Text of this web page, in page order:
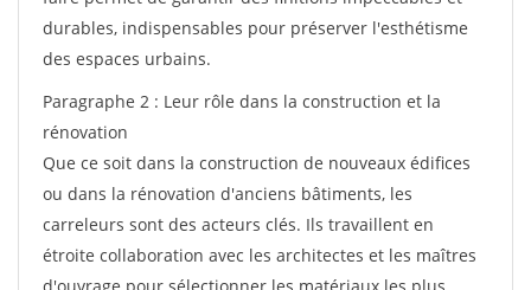
durables, indispensables pour préserver l'esthétisme
des espaces urbains.
Paragraphe 2 : Leur rôle dans la construction et la
rénovation
Que ce soit dans la construction de nouveaux édifices
ou dans la rénovation d'anciens bâtiments, les
carreleurs sont des acteurs clés. Ils travaillent en
étroite collaboration avec les architectes et les maîtres